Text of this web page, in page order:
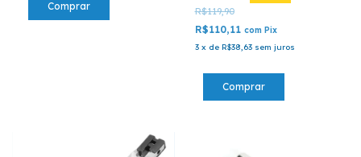
R$119,90
R$110,11 com Pix
3 x de R$38,63 sem juros